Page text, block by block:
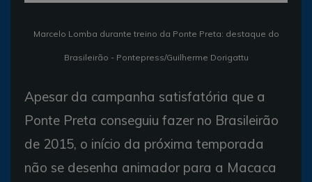
Marcelo Lomba durante treino da Ponte Preta: destaque do
Brasileirão - Pontepress/Guilherme Dorigattu
Apesar da campanha satisfatória que a
Ponte Preta conseguiu fazer no Brasileirão
de 2015, o início da próxima temporada
não se desenha animador para a Macaca